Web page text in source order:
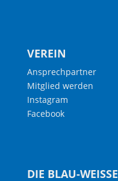
VEREIN
Ansprechpartner
Mitglied werden
Instagram
Facebook
DIE BLAU-WEISSE